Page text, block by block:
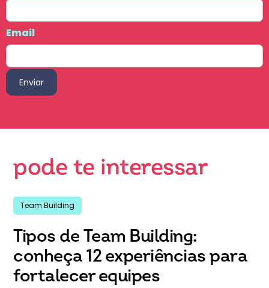
Email
pode te interessar
Team Building
Tipos de Team Building:
conheça 12 experiências para
fortalecer equipes